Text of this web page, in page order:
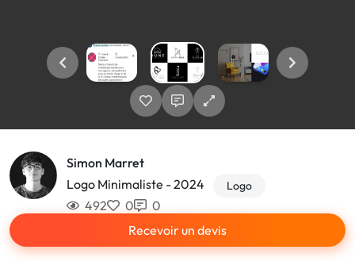
Simon Marret
Logo Minimaliste - 2024
Logo
492 0
0
Recevoir un devis